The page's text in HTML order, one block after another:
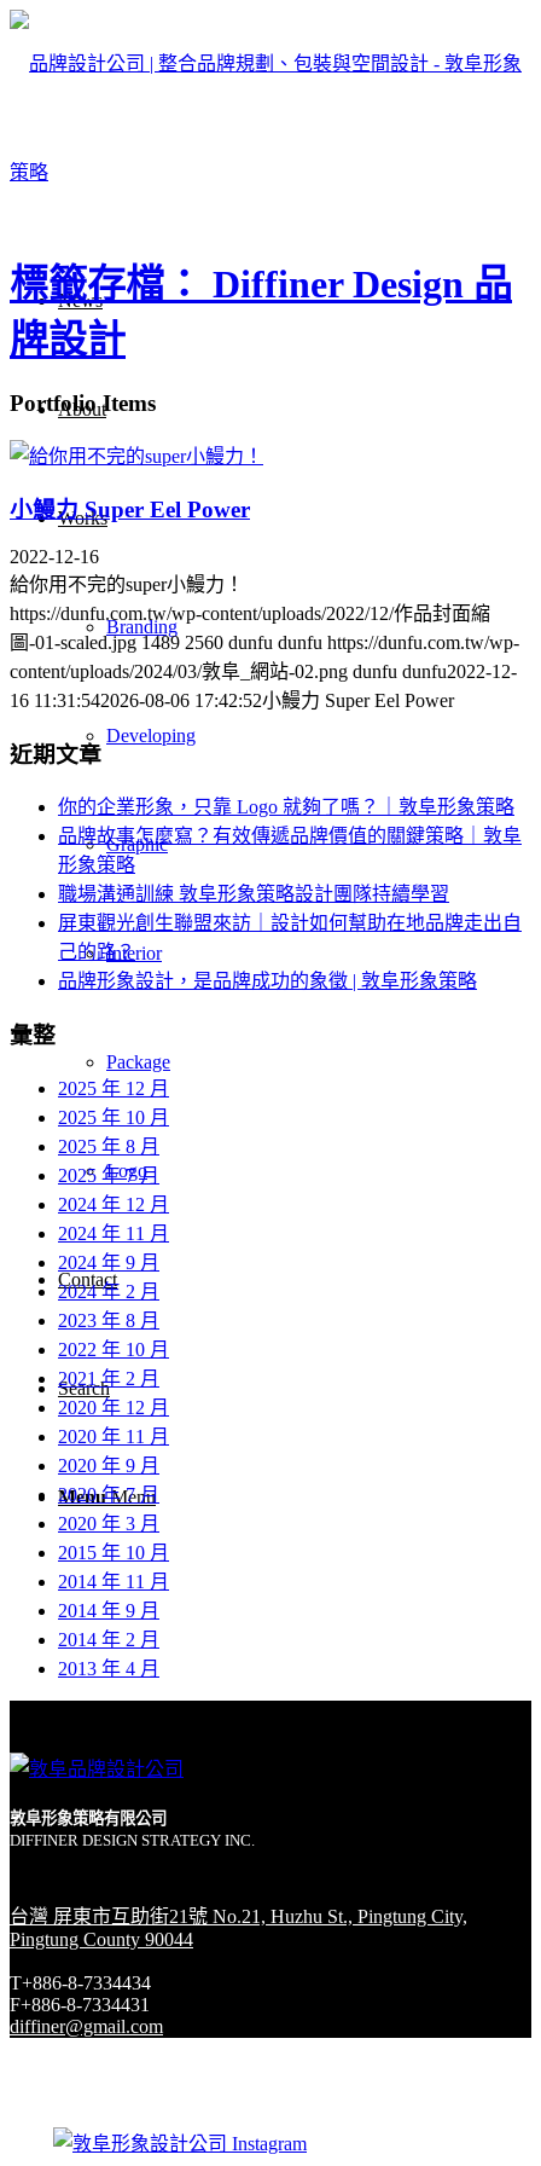
News
About
Works
Branding
Developing
Graphic
Interior
Package
Logo
Contact
Search
Menu Menu
標籤存檔： Diffiner Design 品
牌設計
Portfolio Items
小鰻力 Super Eel Power
2022-12-16
給你用不完的super小鰻力！
https://dunfu.com.tw/wp-content/uploads/2022/12/作品封面縮
圖-01-scaled.jpg 1489 2560 dunfu dunfu https://dunfu.com.tw/wp-
content/uploads/2024/03/敦阜_網站-02.png dunfu dunfu2022-12-
16 11:31:542026-08-06 17:42:52小鰻力 Super Eel Power
近期文章
你的企業形象，只靠 Logo 就夠了嗎？｜敦阜形象策略
品牌故事怎麼寫？有效傳遞品牌價值的關鍵策略｜敦阜
形象策略
職場溝通訓練 敦阜形象策略設計團隊持續學習
屏東觀光創生聯盟來訪｜設計如何幫助在地品牌走出自
己的路？
品牌形象設計，是品牌成功的象徵 | 敦阜形象策略
彙整
2025 年 12 月
2025 年 10 月
2025 年 8 月
2025 年 7 月
2024 年 12 月
2024 年 11 月
2024 年 9 月
2024 年 2 月
2023 年 8 月
2022 年 10 月
2021 年 2 月
2020 年 12 月
2020 年 11 月
2020 年 9 月
2020 年 7 月
2020 年 3 月
2015 年 10 月
2014 年 11 月
2014 年 9 月
2014 年 2 月
2013 年 4 月
敦阜形象策略有限公司
DIFFINER DESIGN STRATEGY INC.
台灣 屏東市互助街21號 No.21, Huzhu St., Pingtung City,
Pingtung County 90044
T+886-8-7334434
F+886-8-7334431
diffiner@gmail.com